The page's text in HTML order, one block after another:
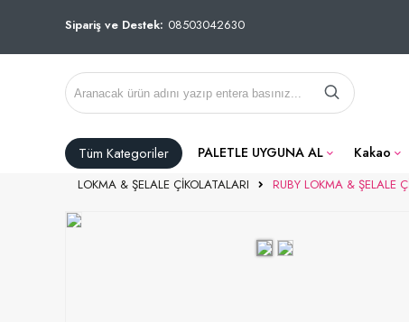
Sipariş ve Destek: 08503042630
Tüm Kategoriler PALETLE UYGUNA AL Kakao
LOKMA & ŞELALE ÇİKOLATALARI RUBY LOKMA & ŞELALE